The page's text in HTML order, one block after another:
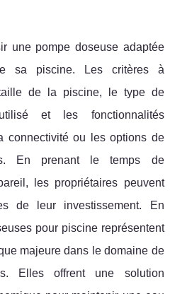
une pompe doseuse adaptée
sa piscine. Les critères à
de la piscine, le type de
et les fonctionnalités
connectivité ou les options de
En prenant le temps de
les propriétaires peuvent
de leur investissement. En
pour piscine représentent
majeure dans le domaine de
Elles offrent une solution